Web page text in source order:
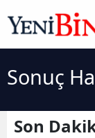
Sonuç
Son